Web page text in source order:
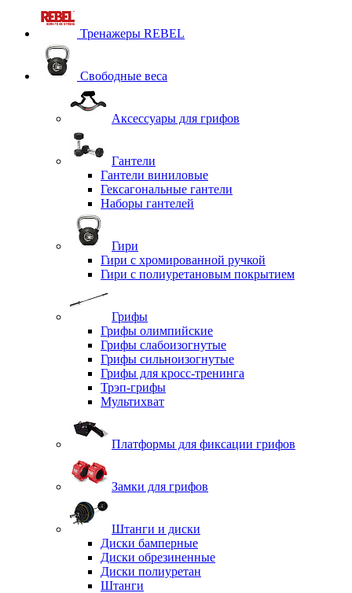
Тренажеры REBEL
Свободные веса
Аксессуары для грифов
Гантели
Гантели виниловые
Гексагональные гантели
Наборы гантелей
Гири
Гири с хромированной ручкой
Гири с полиуретановым покрытием
Грифы
Грифы олимпийские
Грифы слабоизогнутые
Грифы сильноизогнутые
Грифы для кросс-тренинга
Трэп-грифы
Мультихват
Платформы для фиксации грифов
Замки для грифов
Штанги и диски
Диски бамперные
Диски обрезиненные
Диски полиуретан
Штанги